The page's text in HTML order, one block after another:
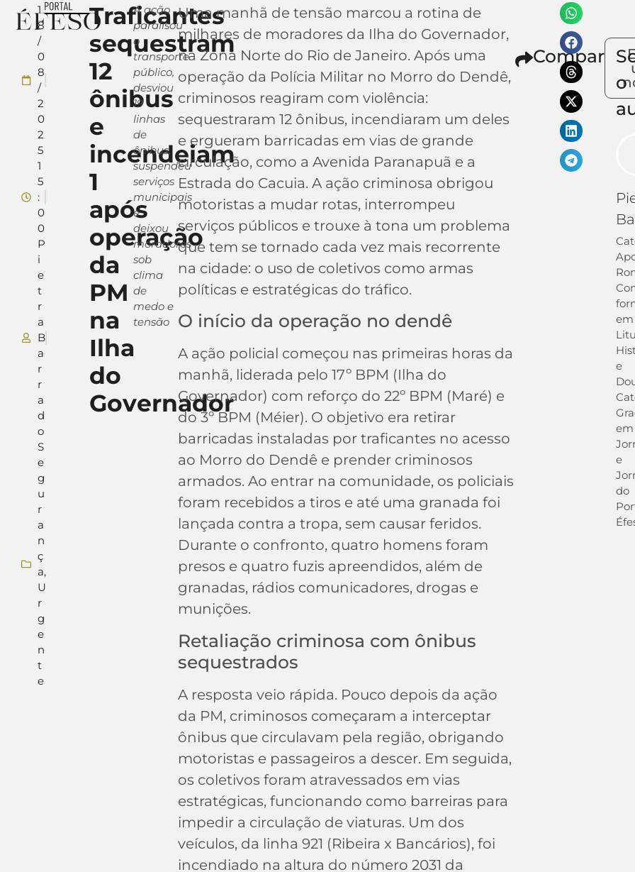
1
8
/
0
8
/
2
0
2
5
1
5
:
0
0
P
i
e
t
r
a
B
a
r
r
a
d
o
S
e
g
u
r
a
n
ç
a,
U
r
g
e
n
t
e
Traficantes
sequestram
12
ônibus
e
incendeiam
1
após
operação
da
PM
na
Ilha
do
Governador
A ação
paralisou
o
transporte
público,
desviou
19
linhas
de
ônibus,
suspendeu
serviços
municipais
e
deixou
moradores
sob
clima
de
medo e
tensão
Uma manhã de tensão marcou a rotina de
milhares de moradores da Ilha do Governador,
na Zona Norte do Rio de Janeiro. Após uma
operação da Polícia Militar no Morro do Dendê,
criminosos reagiram com violência:
sequestraram 12 ônibus, incendiaram um deles
e ergueram barricadas em vias de grande
circulação, como a Avenida Paranapuã e a
Estrada do Cacuia. A ação criminosa obrigou
motoristas a mudar rotas, interrompeu
serviços públicos e trouxe à tona um problema
que tem se tornado cada vez mais recorrente
na cidade: o uso de coletivos como armas
políticas e estratégicas do tráfico.
O início da operação no dendê
A ação policial começou nas primeiras horas da
manhã, liderada pelo 17º BPM (Ilha do
Governador) com reforço do 22º BPM (Maré) e
do 3º BPM (Méier). O objetivo era retirar
barricadas instaladas por traficantes no acesso
ao Morro do Dendê e prender criminosos
armados. Ao entrar na comunidade, os policiais
foram recebidos a tiros e até uma granada foi
lançada contra a tropa, sem causar feridos.
Durante o confronto, quatro homens foram
presos e quatro fuzis apreendidos, além de
granadas, rádios comunicadores, drogas e
munições.
Retaliação criminosa com ônibus
sequestrados
A resposta veio rápida. Pouco depois da ação
da PM, criminosos começaram a interceptar
ônibus que circulavam pela região, obrigando
motoristas e passageiros a descer. Em seguida,
os coletivos foram atravessados em vias
estratégicas, funcionando como barreiras para
impedir a circulação de viaturas. Um dos
veículos, da linha 921 (Ribeira x Bancários), foi
incendiado na altura do número 2031 da
o
em
e
em
e
do